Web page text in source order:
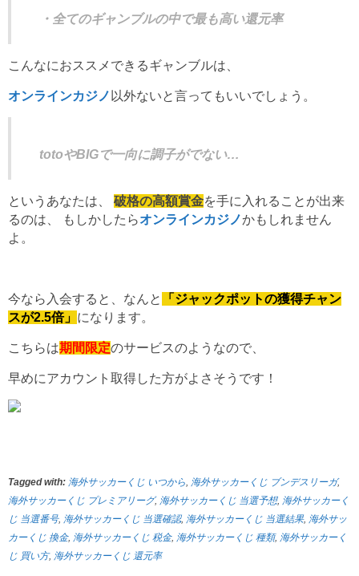
・全てのギャンブルの中で最も高い還元率
こんなにおススメできるギャンブルは、
オンラインカジノ 以外ないと言ってもいいでしょう。
totoやBIGで一向に調子がでない…
というあなたは、 破格の高額賞金を手に入れることが出来
るのは、 もしかしたらオンラインカジノかもしれません
よ。
今なら入会すると、なんと
「ジャックポットの獲得チャン
スが2.5倍」 になります。
こちらは期間限定のサービスのようなので、
早めにアカウント取得した方がよさそうです！
Tagged with: 海外サッカーくじ いつから, 海外サッカーくじ ブンデスリーガ,
海外サッカーくじ プレミアリーグ, 海外サッカーくじ 当選予想, 海外サッカーく
じ 当選番号, 海外サッカーくじ 当選確認, 海外サッカーくじ 当選結果, 海外サッ
カーくじ 換金, 海外サッカーくじ 税金, 海外サッカーくじ 種類, 海外サッカーく
じ 買い方, 海外サッカーくじ 還元率